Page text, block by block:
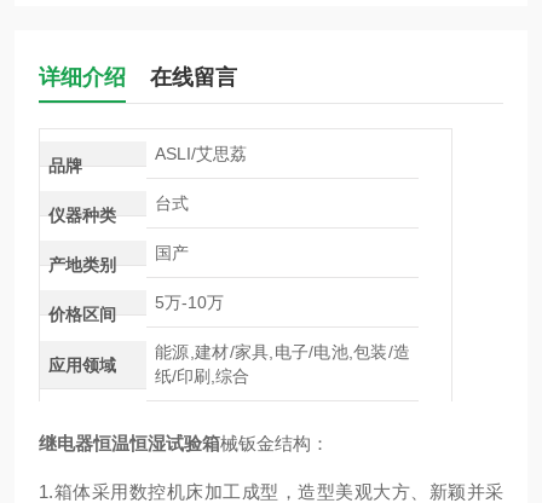
详细介绍 在线留言
品牌
ASLI/艾思荔
仪器种类
台式
产地类别
国产
价格区间
5万-10万
应用领域
能源,建材/家具,电子/电池,包装/造
纸/印刷,综合
继电器恒温恒湿试验箱械钣金结构：
1.箱体采用数控机床加工成型，造型美观大方、新颖并采